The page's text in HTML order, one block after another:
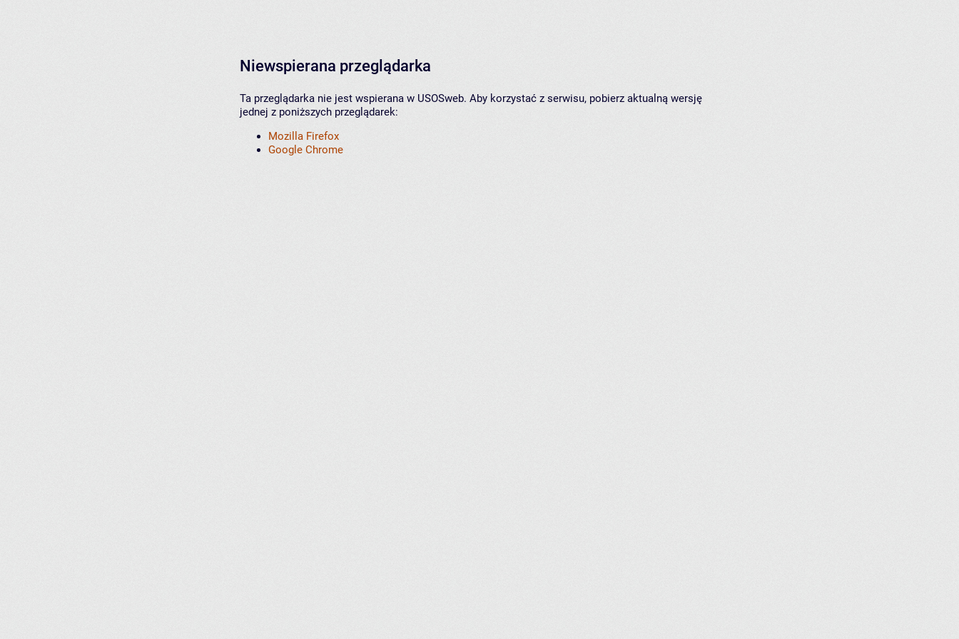
Niewspierana przeglądarka
Ta przeglądarka nie jest wspierana w USOSweb. Aby korzystać z serwisu, pobierz aktualną wersję
jednej z poniższych przeglądarek:
Mozilla Firefox
Google Chrome